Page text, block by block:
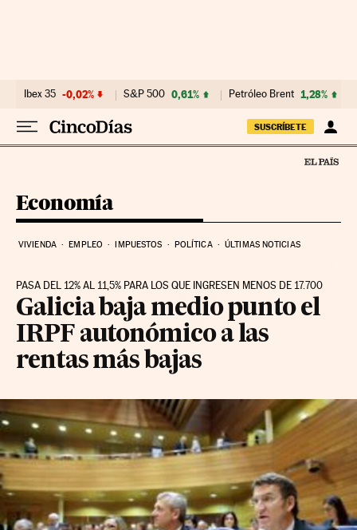
Ibex 35 -0,02% S&P 500 0,61% Petróleo Brent 1,28%
SUSCRÍBETE
Economía
VIVIENDA EMPLEO IMPUESTOS POLÍTICA ÚLTIMAS NOTICIAS
PASA DEL 12% AL 11,5% PARA LOS QUE INGRESEN MENOS DE 17.700
Galicia baja medio punto el
IRPF autonómico a las
rentas más bajas